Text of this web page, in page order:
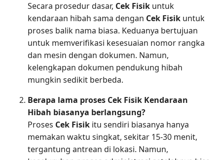
Secara prosedur dasar, Cek Fisik untuk
kendaraan hibah sama dengan Cek Fisik untuk
proses balik nama biasa. Keduanya bertujuan
untuk memverifikasi kesesuaian nomor rangka
dan mesin dengan dokumen. Namun,
kelengkapan dokumen pendukung hibah
mungkin sedikit berbeda.
Berapa lama proses Cek Fisik Kendaraan
Hibah biasanya berlangsung?
Proses Cek Fisik itu sendiri biasanya hanya
memakan waktu singkat, sekitar 15-30 menit,
tergantung antrean di lokasi. Namun,